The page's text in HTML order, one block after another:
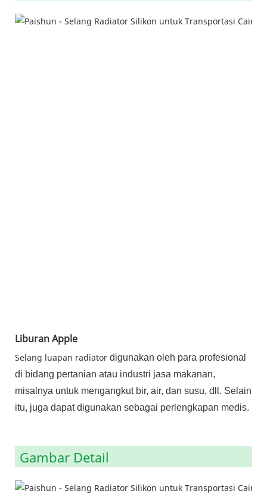
Liburan Apple
Selang luapan radiator digunakan oleh para profesional
di bidang pertanian atau industri jasa makanan,
misalnya untuk mengangkut bir, air, dan susu, dll. Selain
itu, juga dapat digunakan sebagai perlengkapan medis.
Gambar Detail